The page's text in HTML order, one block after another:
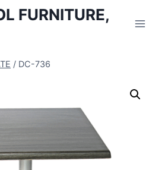
FURNITURE,
/ DC-736